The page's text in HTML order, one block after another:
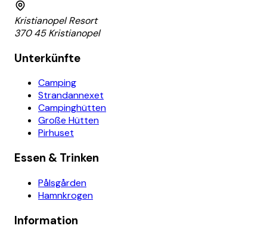
Kristianopel Resort
370 45 Kristianopel
Unterkünfte
Camping
Strandannexet
Campinghütten
Große Hütten
Pirhuset
Essen & Trinken
Pålsgården
Hamnkrogen
Information